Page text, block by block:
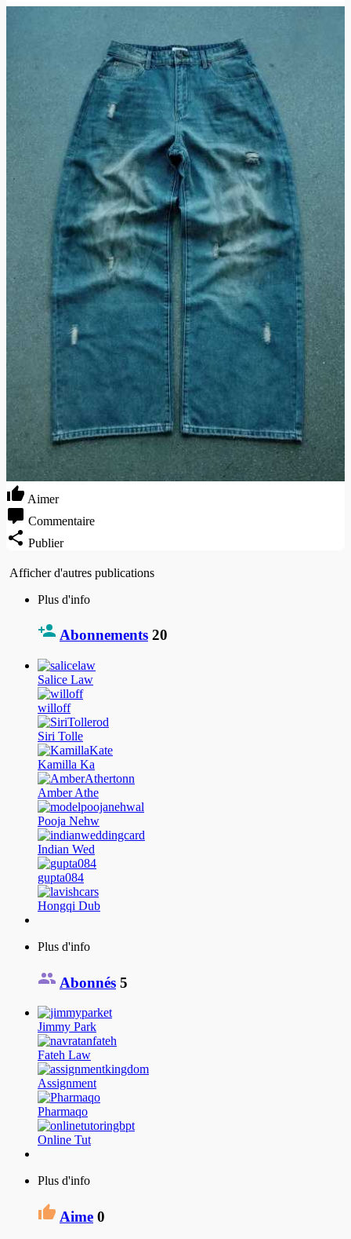
Aimer
Commentaire
Publier
Afficher d'autres publications
Plus d'info
Abonnements 20
Salice Law
willoff
Siri Tolle
Kamilla Ka
Amber Athe
Pooja Nehw
Indian Wed
gupta084
Hongqi Dub
Plus d'info
Abonnés 5
Jimmy Park
Fateh Law
Assignment
Pharmaqo
Online Tut
Plus d'info
Aime 0